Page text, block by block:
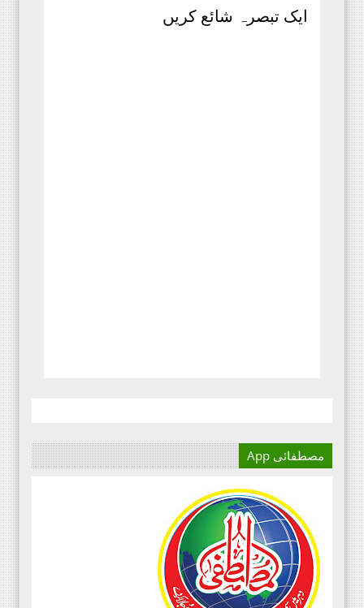
ایک تبصرہ شائع کریں
مصطفائی App
اور کسی بھی کاز کے بہترین
نتائج کے لئے اس کی اہمیت سے
انکار نہیں کیا جا سکتا۔سعید
علی عمران مصطفائی تحریک فیصل
آباد ڈویژن ۔